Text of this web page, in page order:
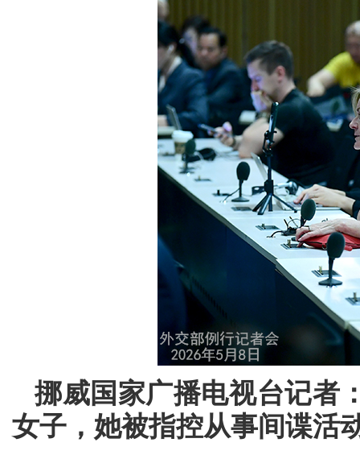
挪威国家广播电视台记者
女子，她被指控从事间谍活